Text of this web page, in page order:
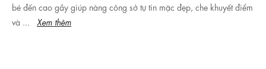
bé đến cao gầy giúp nàng công sở tự tin mặc đẹp, che khuyết điểm
và ...
Xem thêm